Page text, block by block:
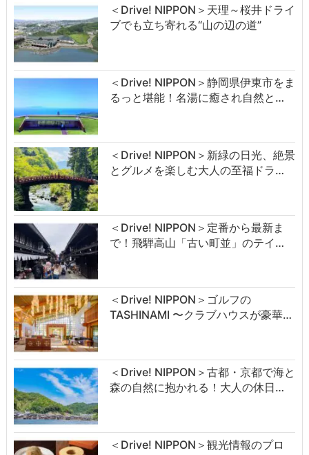
＜Drive! NIPPON＞天理～桜井ドライ
ブでも立ち寄れる“山の辺の道”
＜Drive! NIPPON＞静岡県伊東市をま
るっと堪能！名湯に癒され自然と…
＜Drive! NIPPON＞新緑の日光、絶景
とグルメを楽しむ大人の至福ドラ…
＜Drive! NIPPON＞定番から最新ま
で！飛騨高山「古い町並」のテイ…
＜Drive! NIPPON＞ゴルフの
TASHINAMI 〜クラブハウスが豪華…
＜Drive! NIPPON＞古都・京都で海と
森の自然に抱かれる！大人の休日…
＜Drive! NIPPON＞観光情報のプロ